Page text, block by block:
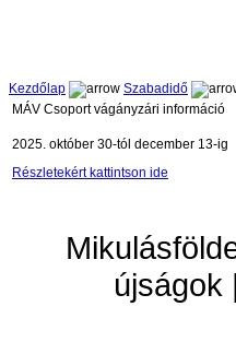
Kezdőlap Szabadidő
MÁV Csoport vágányzári információ
2025. október 30-tól december 13-ig
Részletekért kattintson ide
újságok